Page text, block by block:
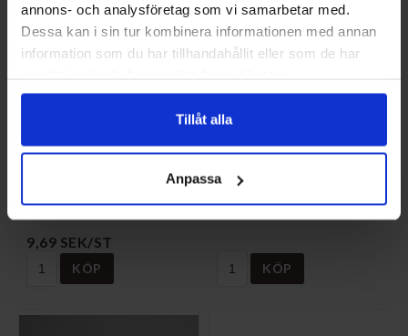
annons- och analysföretag som vi samarbetar med.
Dessa kan i sin tur kombinera informationen med annan
information som du har tillhandahållit eller som de har
Tillåt alla
Anpassa
Distans M4-20mm
S-101119
9,69 SEK/ST
KÖP
Programmerad krets
VB-219997-20
1 350 SEK/ST
KÖP